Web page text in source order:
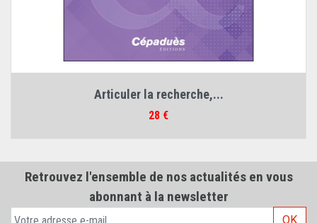
Articuler la recherche,...
Retrouvez l'ensemble de nos actualités en vous
abonnant à la newsletter
OK